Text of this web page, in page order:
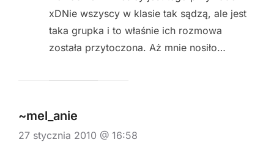
xDNie wszyscy w klasie tak sądzą, ale jest
taka grupka i to właśnie ich rozmowa
została przytoczona. Aż mnie nosiło…
~mel_anie
27 stycznia 2010 @ 16:58